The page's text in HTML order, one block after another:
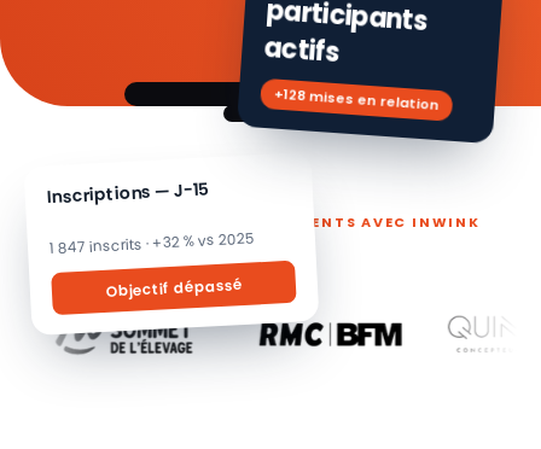
Inscriptions — J-15
1 847 inscrits · +32 % vs 2025
Objectif dépassé
actifs
+128 mises en relation
ILS PILOTENT LEURS ÉVÉNEMENTS AVEC INWINK